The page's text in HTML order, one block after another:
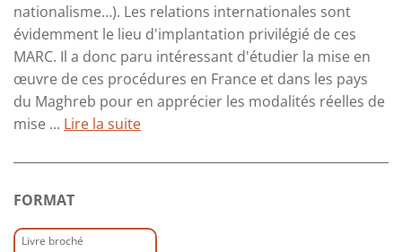
nationalisme…). Les relations internationales sont
évidemment le lieu d'implantation privilégié de ces
MARC. Il a donc paru intéressant d'étudier la mise en
œuvre de ces procédures en France et dans les pays
du Maghreb pour en apprécier les modalités réelles de
mise ... Lire la suite
FORMAT
Livre broché